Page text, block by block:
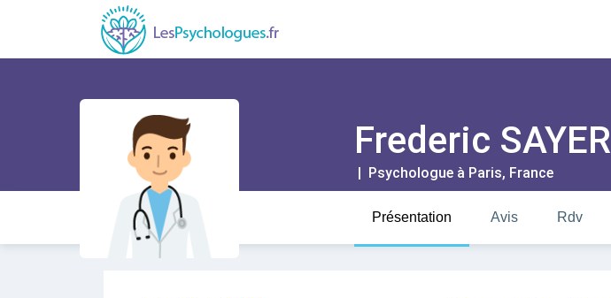
Frederic SAYER
| Psychologue à Paris, France
Présentation Avis Rdv